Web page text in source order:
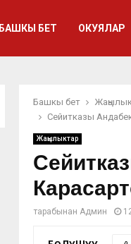
БАШКЫ БЕТ ОКУЯЛАР
Башкы бет
Сейитказы
Жаңылыктар
тарабынан Админ